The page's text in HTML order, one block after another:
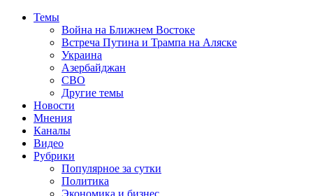
Темы
Война на Ближнем Востоке
Встреча Путина и Трампа на Аляске
Украина
Азербайджан
СВО
Другие темы
Новости
Мнения
Каналы
Видео
Рубрики
Популярное за сутки
Политика
Экономика и бизнес